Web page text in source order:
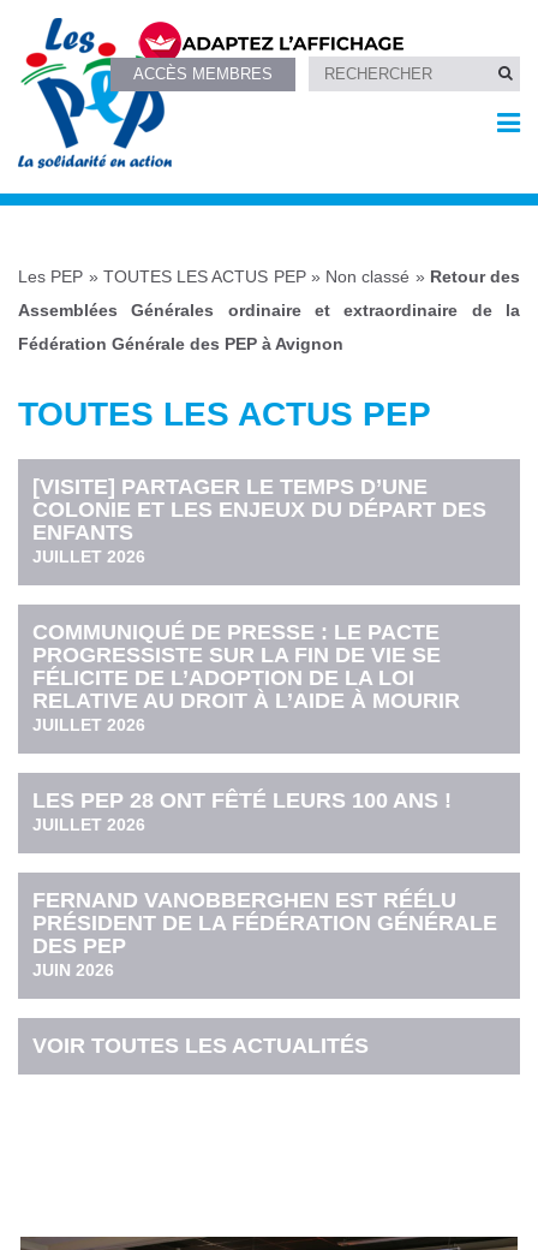
ACCÈS MEMBRES
Les PEP » TOUTES LES ACTUS PEP» Non classé » Retour des
Assemblées Générales ordinaire et extraordinaire de la
Fédération Générale des PEP à Avignon
TOUTES LES ACTUS PEP
[VISITE] PARTAGER LE TEMPS D’UNE
COLONIE ET LES ENJEUX DU DÉPART DES
ENFANTS
JUILLET 2026
COMMUNIQUÉ DE PRESSE : LE PACTE
PROGRESSISTE SUR LA FIN DE VIE SE
FÉLICITE DE L’ADOPTION DE LA LOI
RELATIVE AU DROIT À L’AIDE À MOURIR
JUILLET 2026
LES PEP 28 ONT FÊTÉ LEURS 100 ANS !
JUILLET 2026
FERNAND VANOBBERGHEN EST RÉÉLU
PRÉSIDENT DE LA FÉDÉRATION GÉNÉRALE
DES PEP
JUIN 2026
VOIR TOUTES LES ACTUALITÉS